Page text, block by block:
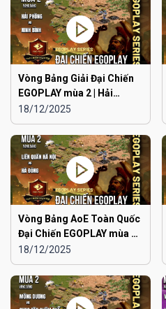
Vòng Bảng Giải Đại Chiến
EGOPLAY mùa 2 | Hải
Phòng vs Ninh Bình
18/12/2025
Vòng Bảng AoE Toàn Quốc
Đại Chiến EGOPLAY mùa 2 |
Liên Quân Hà Nội vs Hà
Đông
18/12/2025